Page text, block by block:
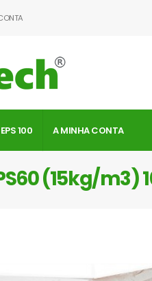
EPS 100 A MINHA CONTA
(15kg/